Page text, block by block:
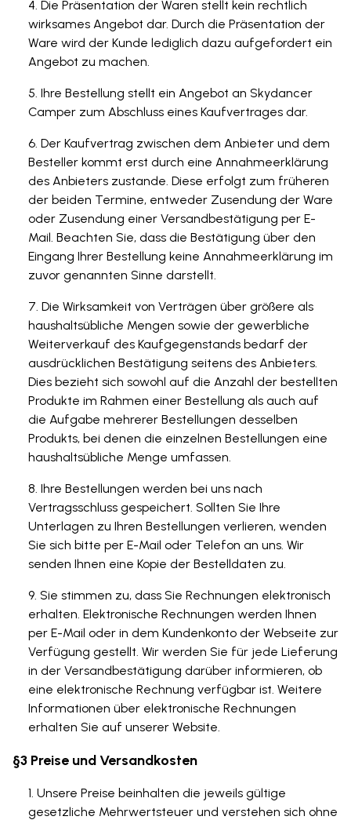
Die Präsentation der Waren stellt kein rechtlich
wirksames Angebot dar. Durch die Präsentation der
Ware wird der Kunde lediglich dazu aufgefordert ein
Angebot zu machen.
Ihre Bestellung stellt ein Angebot an Skydancer
Camper zum Abschluss eines Kaufvertrages dar.
Der Kaufvertrag zwischen dem Anbieter und dem
Besteller kommt erst durch eine Annahmeerklärung
des Anbieters zustande. Diese erfolgt zum früheren
der beiden Termine, entweder Zusendung der Ware
oder Zusendung einer Versandbestätigung per E-
Mail. Beachten Sie, dass die Bestätigung über den
Eingang Ihrer Bestellung keine Annahmeerklärung im
zuvor genannten Sinne darstellt.
Die Wirksamkeit von Verträgen über größere als
haushaltsübliche Mengen sowie der gewerbliche
Weiterverkauf des Kaufgegenstands bedarf der
ausdrücklichen Bestätigung seitens des Anbieters.
Dies bezieht sich sowohl auf die Anzahl der bestellten
Produkte im Rahmen einer Bestellung als auch auf
die Aufgabe mehrerer Bestellungen desselben
Produkts, bei denen die einzelnen Bestellungen eine
haushaltsübliche Menge umfassen.
Ihre Bestellungen werden bei uns nach
Vertragsschluss gespeichert. Sollten Sie Ihre
Unterlagen zu Ihren Bestellungen verlieren, wenden
Sie sich bitte per E-Mail oder Telefon an uns. Wir
senden Ihnen eine Kopie der Bestelldaten zu.
Sie stimmen zu, dass Sie Rechnungen elektronisch
erhalten. Elektronische Rechnungen werden Ihnen
per E-Mail oder in dem Kundenkonto der Webseite zur
Verfügung gestellt. Wir werden Sie für jede Lieferung
in der Versandbestätigung darüber informieren, ob
eine elektronische Rechnung verfügbar ist. Weitere
Informationen über elektronische Rechnungen
erhalten Sie auf unserer Website.
§3 Preise und Versandkosten
Unsere Preise beinhalten die jeweils gültige
gesetzliche Mehrwertsteuer und verstehen sich ohne